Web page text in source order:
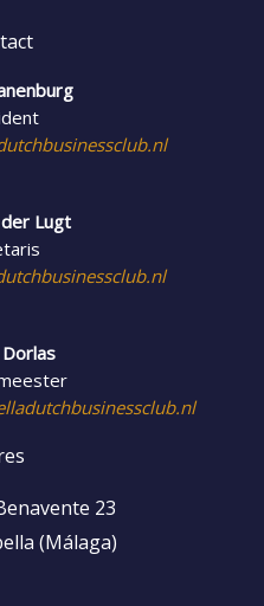
Lugt
23
(Málaga)